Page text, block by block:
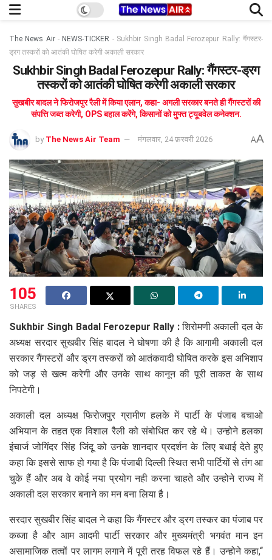
The News Air- NEWS-TICKER - Sukhbir Singh Badal Ferozepur Rally: गैंगस्टर-
ड्रग तस्करों को आतंकी घोषित करेगी अकाली सरकार
Sukhbir Singh Badal Ferozepur Rally: गैंगस्टर-ड्रग
तस्करों को आतंकी घोषित करेगी अकाली सरकार
सुखबीर बादल ने फिरोजपुर रैली में किया एलान, कहा- अगली सरकार बनते ही गैंगस्टरों की
संपत्ति जब्त करेगी, OPS बहाल करेंगे, किसानों को मुफ्त ट्यूबवेल कनेक्शन.
by The News Air Team मंगलवार, 24 फ़रवरी 2026 AA
105
SHARES
Sukhbir Singh Badal Ferozepur Rally :शिरोमणी अकाली दल के
अध्यक्ष सरदार सुखबीर सिंह बादल ने घोषणा की है कि आगामी अकाली दल
सरकार गैंगस्टरों और ड्रग तस्करों को आतंकवादी घोषित करके इस अभिशाप
को जड़ से खत्म करेगी और उनके साथ कानून की पूरी ताकत के साथ
निपटेगी।
अकाली दल अध्यक्ष फिरोजपुर ग्रामीण हलके में पार्टी के पंजाब बचाओ
अभियान के तहत एक विशाल रैली को संबोधित कर रहे थे। उन्होने हलका
इंचार्ज जोगिंदर सिंह जिंदू को उनके शानदार प्रदर्शन के लिए बधाई देते हुए
कहा कि इससे साफ हो गया है कि पंजाबी दिल्ली स्थित सभी पार्टियों से तंग आ
चुके हैं और अब वे कोई नया प्रयोग नही करना चाहते और उन्होने राज्य में
अकाली दल सरकार बनाने का मन बना लिया है।
सरदार सुखबीर सिंह बादल ने कहा कि गैंगस्टर और ड्रग तस्कर का पंजाब पर
कब्जा है और आम आदमी पार्टी सरकार और मुख्यमंत्री भगवंत मान इन
असामाजिक तत्वों पर लागम लगाने में पूरी तरह विफल रहे हैं। उन्होने कहा,‘‘